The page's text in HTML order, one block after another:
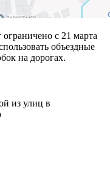
ограничено с 21 марта
объездные
на дорогах.
из улиц в